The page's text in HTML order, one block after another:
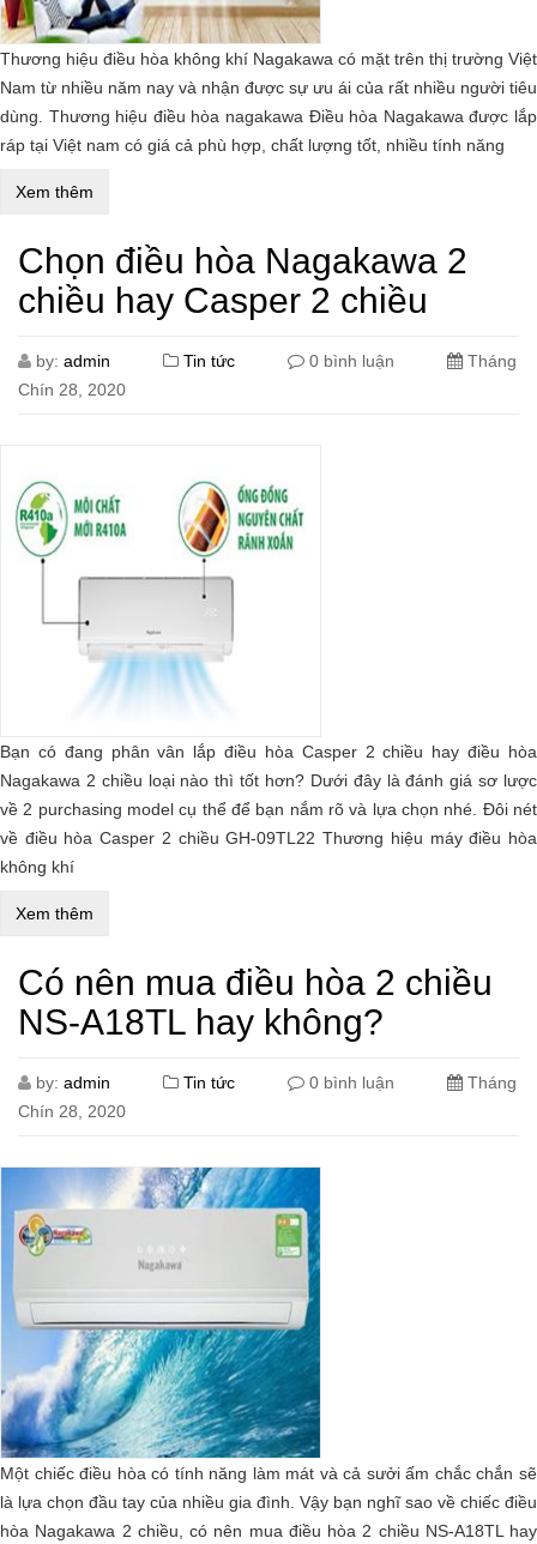
Thương hiệu điều hòa không khí Nagakawa có mặt trên thị trường Việt
Nam từ nhiều năm nay và nhận được sự ưu ái của rất nhiều người tiêu
dùng. Thương hiệu điều hòa nagakawa Điều hòa Nagakawa được lắp
ráp tại Việt nam có giá cả phù hợp, chất lượng tốt, nhiều tính năng
Xem thêm
Chọn điều hòa Nagakawa 2
chiều hay Casper 2 chiều
by: admin Tin tức 0 bình luận
Tháng
Chín 28, 2020
Bạn có đang phân vân lắp điều hòa Casper 2 chiều hay điều hòa
Nagakawa 2 chiều loại nào thì tốt hơn? Dưới đây là đánh giá sơ lược
về 2 purchasing model cụ thể để bạn nắm rõ và lựa chọn nhé. Đôi nét
về điều hòa Casper 2 chiều GH-09TL22 Thương hiệu máy điều hòa
không khí
Xem thêm
Có nên mua điều hòa 2 chiều
NS-A18TL hay không?
by: admin Tin tức 0 bình luận
Tháng
Chín 28, 2020
Một chiếc điều hòa có tính năng làm mát và cả sưởi ấm chắc chắn sẽ
là lựa chọn đầu tay của nhiều gia đình. Vậy bạn nghĩ sao về chiếc điều
hòa Nagakawa 2 chiều, có nên mua điều hòa 2 chiều NS-A18TL hay